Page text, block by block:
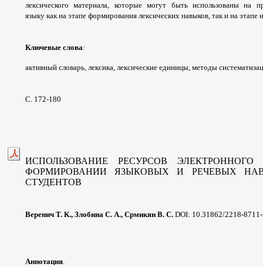
лексическогоматериала, которые могут быть использованы на
языку как на этапе формирования лексических навыков, так и на этапе
Ключевые слова:
активный словарь, лексика, лексические единицы, методы
С. 172-180
ИСПОЛЬЗОВАНИЕ РЕСУРСОВ
ФОРМИРОВАНИИ ЯЗЫКОВЫХИ РЕЧЕВЫХ
СТУДЕНТОВ
Веренич Т. К., Злобина С. А., Срмикян В. С. DOI: 10.31862/2218-
Аннотация.